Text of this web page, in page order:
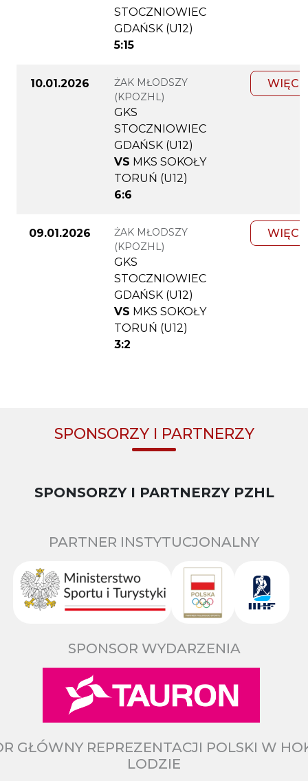
STOCZNIOWIEC
GDAŃSK (U12)
5:15
10.01.2026
ŻAK MŁODSZY
(KPOZHL)
GKS
STOCZNIOWIEC
GDAŃSK (U12)
VS MKS SOKOŁY
TORUŃ (U12)
6:6
09.01.2026
ŻAK MŁODSZY
(KPOZHL)
GKS
STOCZNIOWIEC
GDAŃSK (U12)
VS MKS SOKOŁY
TORUŃ (U12)
3:2
SPONSORZY I PARTNERZY
SPONSORZY I PARTNERZY PZHL
PARTNER INSTYTUCJONALNY
SPONSOR WYDARZENIA
GŁÓWNY REPREZENTACJI POLSKI W
LODZIE